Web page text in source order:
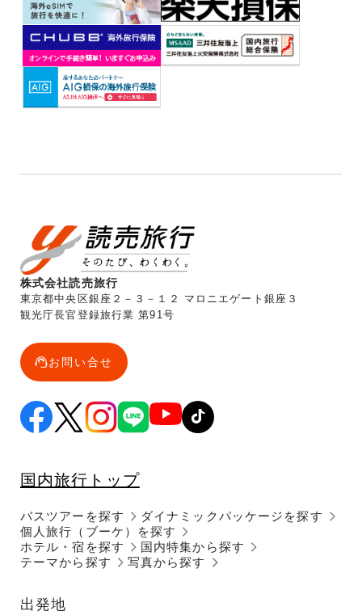
株式会社読売旅行
東京都中央区銀座２－３－１２ マロニエゲート銀座３
観光庁長官登録旅行業 第91号
お問い合せ
国内旅行トップ
バスツアーを探す
個人旅行（ブーケ）を探す
ダイナミックパッケージを探す
ホテル・宿を探す
国内特集から探す
テーマから探す
写真から探す
出発地